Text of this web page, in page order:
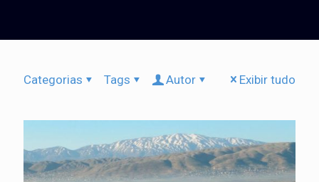
Categorias Tags Autor Exibir tudo